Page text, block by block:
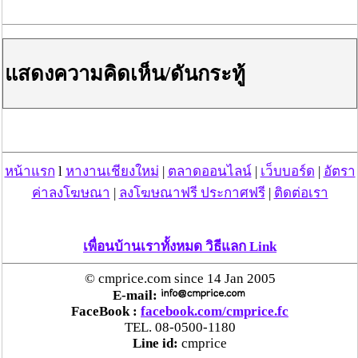
วันที่ 08 เม.ย. 59 11:42:56 , ดู 7756 ครั้ง
ชื่นชม ตำรวจแม่ทาลำพูน ช่วยสาวลำพูนเหยื่อมิจฯ
หวิดสูญเงินเกือบสองแสน โชคดีรู้ตัวเร็ว! รีบแจ้งตร.
ประสาน สตช.สายด่วน 1441 อายัดบัญชี-ตามเงินได้
ตร.สภ.เมืองลำพูน ยึดยาบ้ากว่า 700 เม็ด หลังชาว
แสดงความคิดเห็น/ดันกระทู้
หน้าแรก l หางานเชียงใหม่ | ตลาดออนไลน์| เว็บบอร์ด | อัตรา
ค่าลงโฆษณา | ลงโฆษณาฟรี ประกาศฟรี| ติดต่อเรา
เพื่อนบ้านเราทั้งหมด วิธีแลก Link
© cmprice.com since 14 Jan 2005
E-mail:
FaceBook : facebook.com/cmprice.fc
TEL. 08-0500-1180
Line id: cmprice